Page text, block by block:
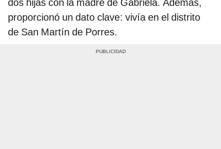
dos hijas con la madre de Gabriela. Además,
proporcionó un dato clave: vivía en el distrito
de San Martín de Porres.